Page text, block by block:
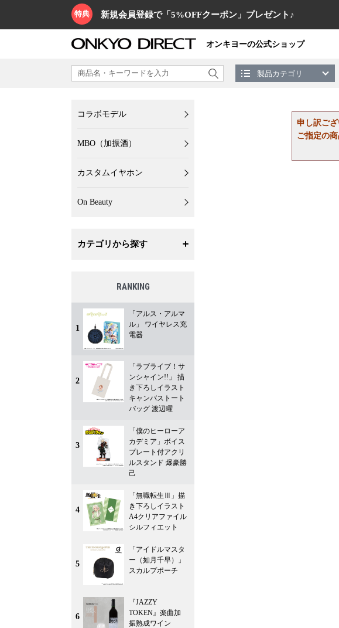
特典 新規会員登録で「5%OFFクーポン」プレゼント♪
オンキヨーの公式ショップ
製品カテゴリ
申し訳ござ
ご指定の
コラボモデル
MBO（加振酒）
カスタムイヤホン
On Beauty
カテゴリから探す
RANKING
1
「アルス・アルマ
ル」 ワイヤレス充
電器
2
「ラブライブ！サ
ンシャイン!!」 描
き下ろしイラスト
キャンバストート
バッグ 渡辺曜
3
「僕のヒーローア
カデミア」ボイス
プレート付アクリ
ルスタンド 爆豪勝
己
4
「無職転生Ⅲ」描
き下ろしイラスト
A4クリアファイル
シルフィエット
5
「アイドルマスタ
ー（如月千早）」
スカルプポーチ
6
『JAZZY
TOKEN』楽曲加
振熟成ワイン